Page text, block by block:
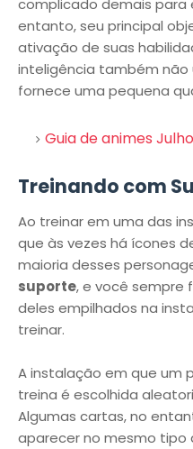
complicado demais para
entanto, seu principal
ativação de suas
inteligência também não
fornece uma pequena
Guia de animes
Treinando com
Ao treinar em uma das
que às vezes há ícones
maioria desses
suporte, e você sempre
deles empilhados na
treinar.
A instalação em que um
treina é escolhida
Algumas cartas, no
aparecer no mesmo tipo